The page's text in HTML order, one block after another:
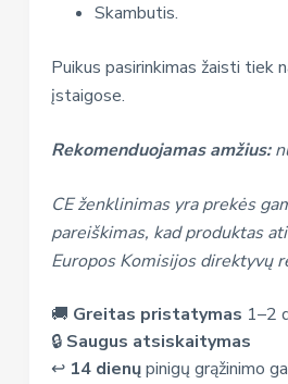
Skambutis.
Puikus pasirinkimas žaisti tiek
įstaigose.
Rekomenduojamas amžius:
CE ženklinimas yra prekės
pareiškimas, kad produktas
Europos Komisijos direktyvų
🚚 Greitas pristatymas 1–2
🔒 Saugus atsiskaitymas
↩️ 14 dienųpinigų grąžinimo